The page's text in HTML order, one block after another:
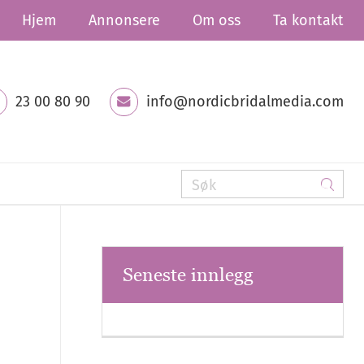
Hjem Annonsere Om oss Ta kontakt
23 00 80 90 info@nordicbridalmedia.com
Seneste innlegg